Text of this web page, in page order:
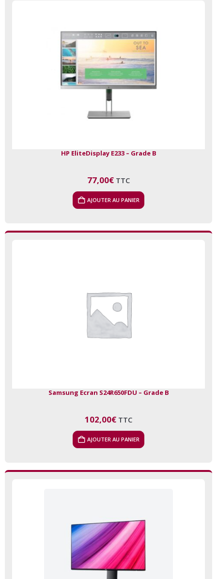
HP EliteDisplay E233 – Grade B
77,00€ TTC
AJOUTER AU PANIER
Samsung Ecran S24R650FDU – Grade B
102,00€ TTC
AJOUTER AU PANIER